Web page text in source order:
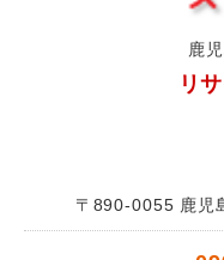
鹿
リ
〒890-0055 鹿児